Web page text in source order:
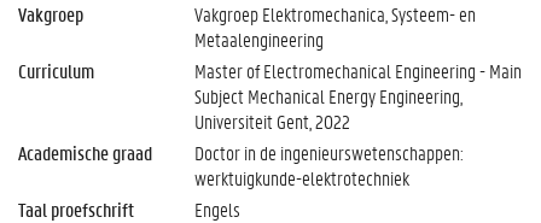
Vakgroep
Vakgroep Elektromechanica, Systeem- en
Metaalengineering
Curriculum
Master of Electromechanical Engineering - Main
Subject Mechanical Energy Engineering,
Universiteit Gent, 2022
Academische graad
Doctor in de ingenieurswetenschappen:
werktuigkunde-elektrotechniek
Taal proefschrift
Engels